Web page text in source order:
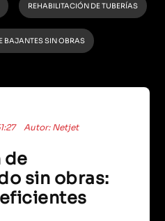
REHABILITACIÓN DE TUBERÍAS
BAJANTES SIN OBRAS
Autor: Netjet
de
sin obras: